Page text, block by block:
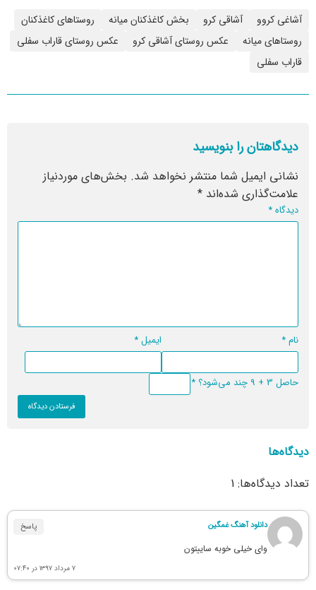
آشاغی کروو آشاقی کرو بخش کاغذکنان میانه
روستاهای کاغذکنان
روستاهای میانه
عکس روستای آشاقی کرو
عکس روستای قاراب سفلی
قاراب سفلی
دیدگاهتان را بنویسید
نشانی ایمیل شما منتشر نخواهد شد. بخش‌های موردنیاز
علامت‌گذاری شده‌اند *
دیدگاه*
نام* ایمیل*
حاصل 3 + 9 چند می‌شود؟ *
دیدگاه‌ها
تعداد دیدگاه‌ها: 1
دانلود آهنگ غمگین پاسخ
وای خیلی خوبه ساییتون
۷ مرداد ۱۳۹۷ در ۰۷:۴۰